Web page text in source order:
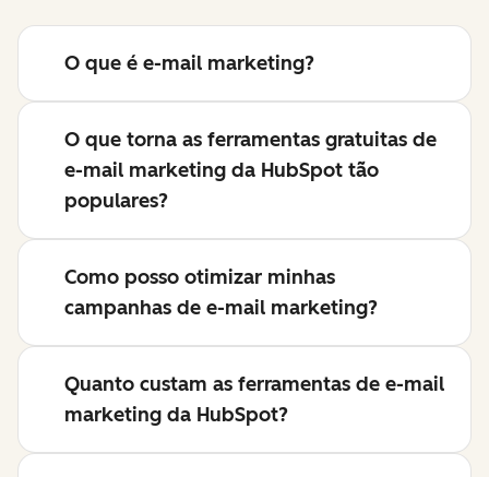
O que é e-mail marketing?
O que torna as ferramentas gratuitas de
e-mail marketing da HubSpot tão
populares?
Como posso otimizar minhas
campanhas de e-mail marketing?
Quanto custam as ferramentas de e-mail
marketing da HubSpot?